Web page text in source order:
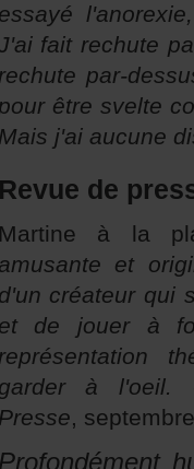
garderàl'oeil.
Presse